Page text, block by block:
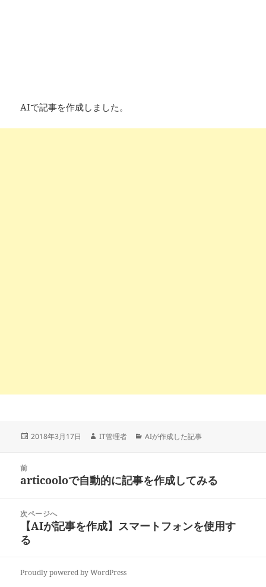
AIで記事を作成しました。
投
2018年3月17日
作
IT管理者
カ
ー
AIが作成した記事
前
前
投
稿:
articooloで自動的に記事を作成してみる
次ページへ
次
の
稿:
【AIが記事を作成】スマートフォンを使用す
る
Proudly powered by WordPress